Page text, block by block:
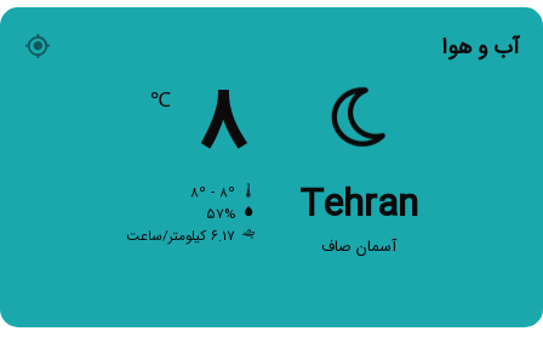
آب و هوا
Tehran
آسمان صاف
۸
۵۷%
۶.۱۷ کیلومتر/ساعت